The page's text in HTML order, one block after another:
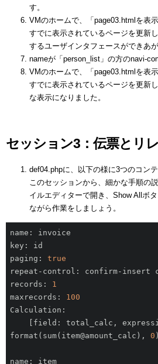
す。
VMのホームで、「page03.htmlを表
すでに表示されているページを更新
するユーザインタフェースができあが
nameが「person_list」の方のnavi-
VMのホームで、「page03.htmlを表
すでに表示されているページを更新
な表示になりました。
セッション3：伝票とリ
def04.phpに、以下の様に3つのコン
このセッションから、細かな手順の
イルエディターで開き、Show Allボ
ながら作業をしましょう。
name: invoice
key: id
paging: true
repeat-control: confirm-insert
records: 1
maxrecords: 100
Calculation:
format(sum(item@amount_calc), 0
name: item